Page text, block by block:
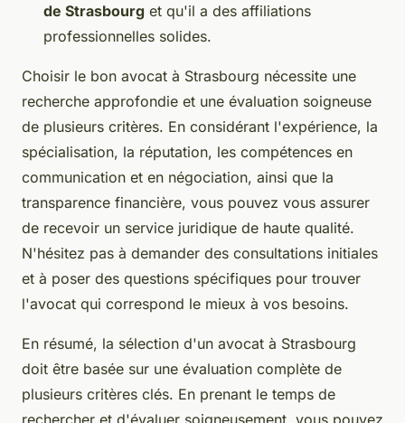
de Strasbourg et qu'il a des affiliations
professionnelles solides.
Choisir le bon avocat à Strasbourg nécessite une
recherche approfondie et une évaluation soigneuse
de plusieurs critères. En considérant l'expérience, la
spécialisation, la réputation, les compétences en
communication et en négociation, ainsi que la
transparence financière, vous pouvez vous assurer
de recevoir un service juridique de haute qualité.
N'hésitez pas à demander des consultations initiales
et à poser des questions spécifiques pour trouver
l'avocat qui correspond le mieux à vos besoins.
En résumé, la sélection d'un avocat à Strasbourg
doit être basée sur une évaluation complète de
plusieurs critères clés. En prenant le temps de
rechercher et d'évaluer soigneusement, vous pouvez